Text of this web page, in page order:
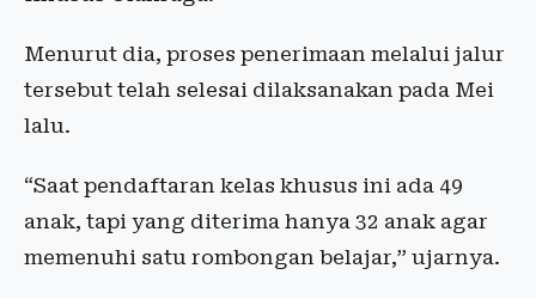
Menurut dia, proses penerimaan melalui jalur
tersebut telah selesai dilaksanakan pada Mei
lalu.
“Saat pendaftaran kelas khusus ini ada 49
anak, tapi yang diterima hanya 32 anak agar
memenuhi satu rombongan belajar,” ujarnya.